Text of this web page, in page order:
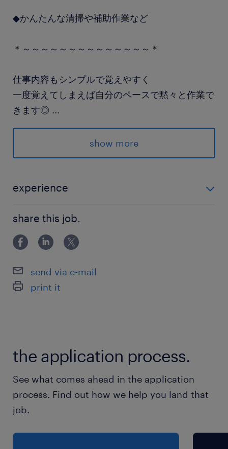
◆かんたんな清掃や補助作業など
＊～～～～～～～～～～～～～～＊
仕事内容もシンプルで覚えやすく
一度覚えてしまえば自分のペースで黙々と作業で
きます◎ ...
長年にわたり、様々な輸送機器の部品製造を手掛
える製品づくりに貢献しています。
最寄駅
東西線／原木中山駅（徒歩17分）
東西線／原木中山駅（車4分）
休日休暇
週休2日
就業時間
（2）9:00-17:00（実働7時間00分・休憩60分）
（3）10:00-17:00（実働6時間00分・休憩60
分）
※お好きな時間で選択OK！
show more
experience
share this job.
send via e-mail
print it
the application process.
See what comes ahead in the application
process. Find out how we help you land that
job.